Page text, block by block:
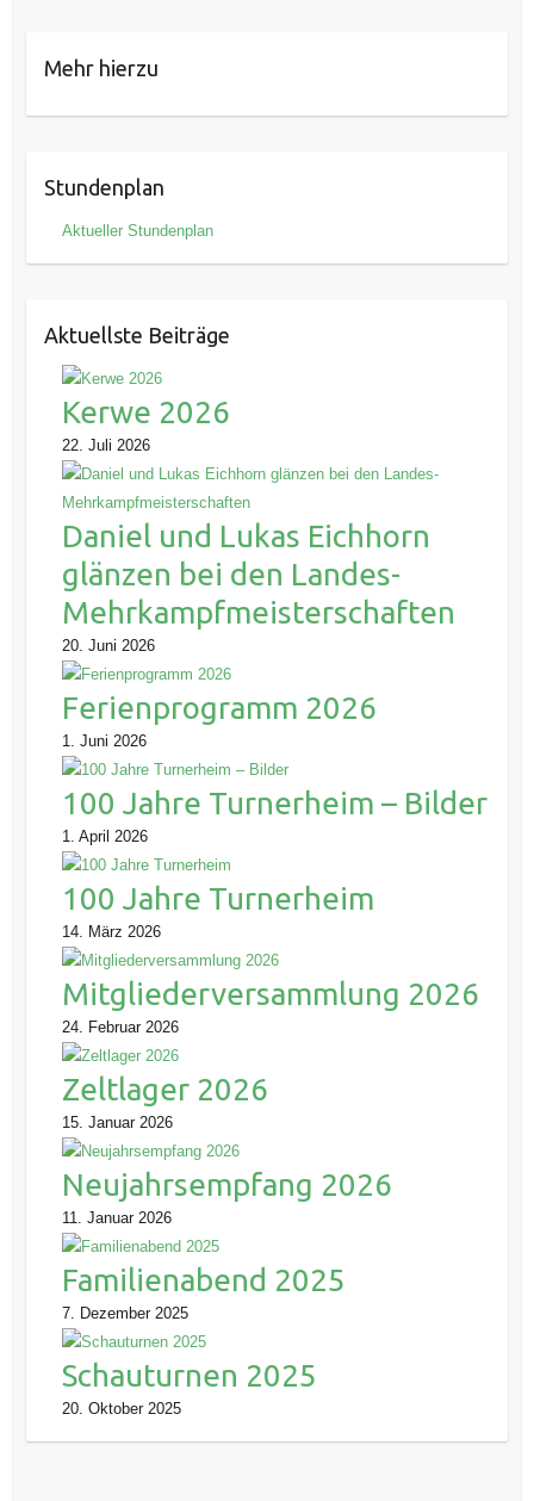
Mehr hierzu
Stundenplan
Aktueller Stundenplan
Aktuellste Beiträge
Kerwe 2026
22. Juli 2026
Daniel und Lukas Eichhorn
glänzen bei den Landes-
Mehrkampfmeisterschaften
20. Juni 2026
Ferienprogramm 2026
1. Juni 2026
100 Jahre Turnerheim – Bilder
1. April 2026
100 Jahre Turnerheim
14. März 2026
Mitgliederversammlung 2026
24. Februar 2026
Zeltlager 2026
15. Januar 2026
Neujahrsempfang 2026
11. Januar 2026
Familienabend 2025
7. Dezember 2025
Schauturnen 2025
20. Oktober 2025